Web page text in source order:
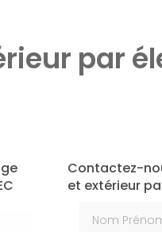
par
Contactez-
et extérieur